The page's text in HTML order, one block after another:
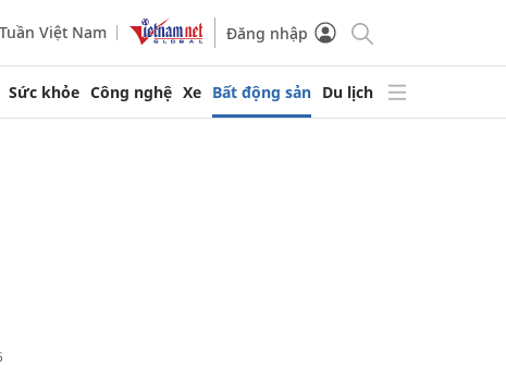
Tuần Việt Nam Đăng nhập
Sức khỏe Công nghệ Xe Bất động sản Du lịch